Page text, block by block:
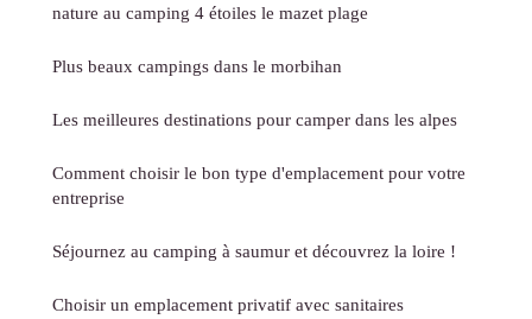
nature au camping 4 étoiles le mazet plage
Plus beaux campings dans le morbihan
Les meilleures destinations pour camper dans les alpes
Comment choisir le bon type d'emplacement pour votre
entreprise
Séjournez au camping à saumur et découvrez la loire !
Choisir un emplacement privatif avec sanitaires